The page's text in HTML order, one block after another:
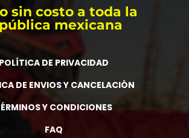
sin costo a toda la
mexicana
DE PRIVACIDAD
DE ENVIOS Y CANCELACIÓN
Y CONDICIONES
FAQ